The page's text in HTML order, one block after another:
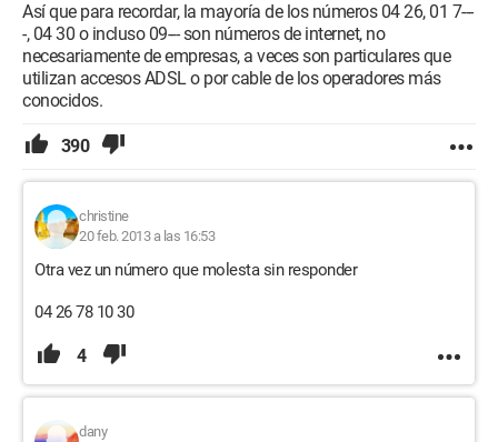
Así que para recordar, la mayoría de los números 04 26, 01 7---
-, 04 30 o incluso 09--- son números de internet, no
necesariamente de empresas, a veces son particulares que
utilizan accesos ADSL o por cable de los operadores más
conocidos.
390
christine
20 feb. 2013 a las 16:53
Otra vez un número que molesta sin responder
04 26 78 10 30
4
dany